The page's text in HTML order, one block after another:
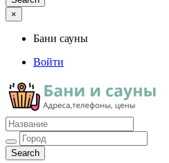
×
Бани сауны
Войти
Бани сауны
Адреса и телефоны